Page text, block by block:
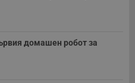
домашен робот за